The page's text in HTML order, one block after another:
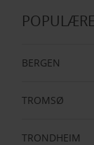
BERGEN
TROMSØ
TRONDHEIM